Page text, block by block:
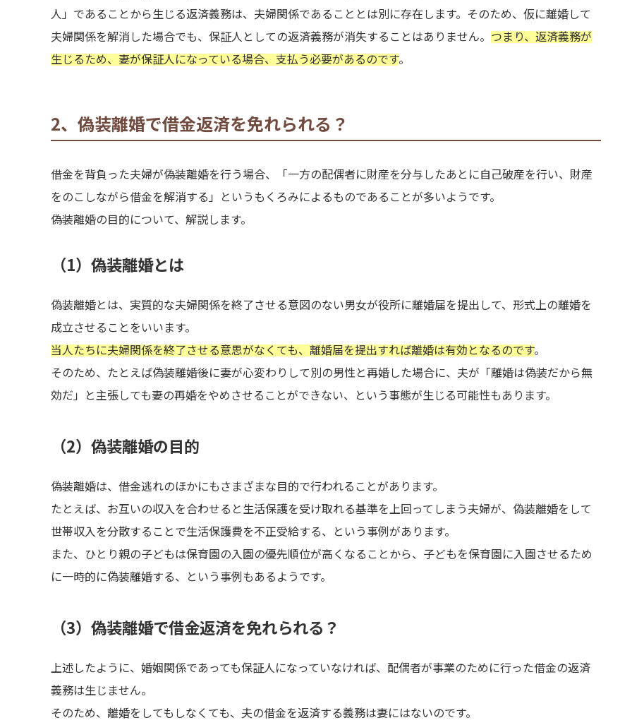
人」であることから生じる返済義務は、夫婦関係であることとは別に存在します。そのため、仮に離婚して
夫婦関係を解消した場合でも、保証人としての返済義務が消失することはありません。 つまり、返済義務が
生じるため、妻が保証人になっている場合、支払う必要があるのです。
2、偽装離婚で借金返済を免れられる？
借金を背負った夫婦が偽装離婚を行う場合、「一方の配偶者に財産を分与したあとに自己破産を行い、財産
をのこしながら借金を解消する」というもくろみによるものであることが多いようです。
偽装離婚の目的について、解説します。
（1）偽装離婚とは
偽装離婚とは、実質的な夫婦関係を終了させる意図のない男女が役所に離婚届を提出して、形式上の離婚を
成立させることをいいます。
当人たちに夫婦関係を終了させる意思がなくても、離婚届を提出すれば離婚は有効となるのです。
そのため、たとえば偽装離婚後に妻が心変わりして別の男性と再婚した場合に、夫が「離婚は偽装だから無
効だ」と主張しても妻の再婚をやめさせることができない、という事態が生じる可能性もあります。
（2）偽装離婚の目的
偽装離婚は、借金逃れのほかにもさまざまな目的で行われることがあります。
たとえば、お互いの収入を合わせると生活保護を受け取れる基準を上回ってしまう夫婦が、偽装離婚をして
世帯収入を分散することで生活保護費を不正受給する、という事例があります。
また、ひとり親の子どもは保育園の入園の優先順位が高くなることから、子どもを保育園に入園させるため
に一時的に偽装離婚する、という事例もあるようです。
（3）偽装離婚で借金返済を免れられる？
上述したように、婚姻関係であっても保証人になっていなければ、配偶者が事業のために行った借金の返済
義務は生じません。
そのため、離婚をしてもしなくても、夫の借金を返済する義務は妻にはないのです。